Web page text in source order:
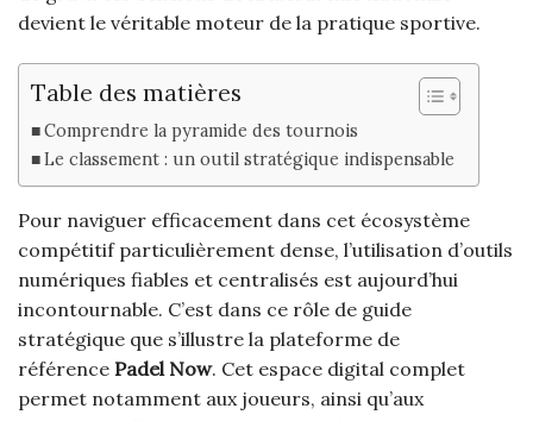
devient le véritable moteur de la pratique sportive.
Table des matières
Comprendre la pyramide des tournois
Le classement : un outil stratégique indispensable
Pour naviguer efficacement dans cet écosystème
compétitif particulièrement dense, l’utilisation d’outils
numériques fiables et centralisés est aujourd’hui
incontournable. C’est dans ce rôle de guide
stratégique que s’illustre la plateforme de
référence Padel Now. Cet espace digital complet
permet notamment aux joueurs, ainsi qu’aux